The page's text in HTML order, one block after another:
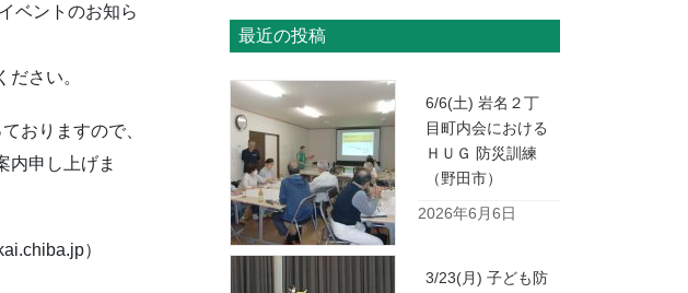
ベントのお知ら
さい。
おりますので、
内申し上げま
）
最近の投稿
6/6(土) 岩名２丁
目町内会における
ＨＵＧ 防災訓練
（野田市）
2026年6月6日
3/23(月) 子ども防